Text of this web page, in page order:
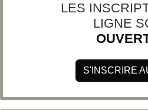
LES
LIGNE
S'INSCRIRE